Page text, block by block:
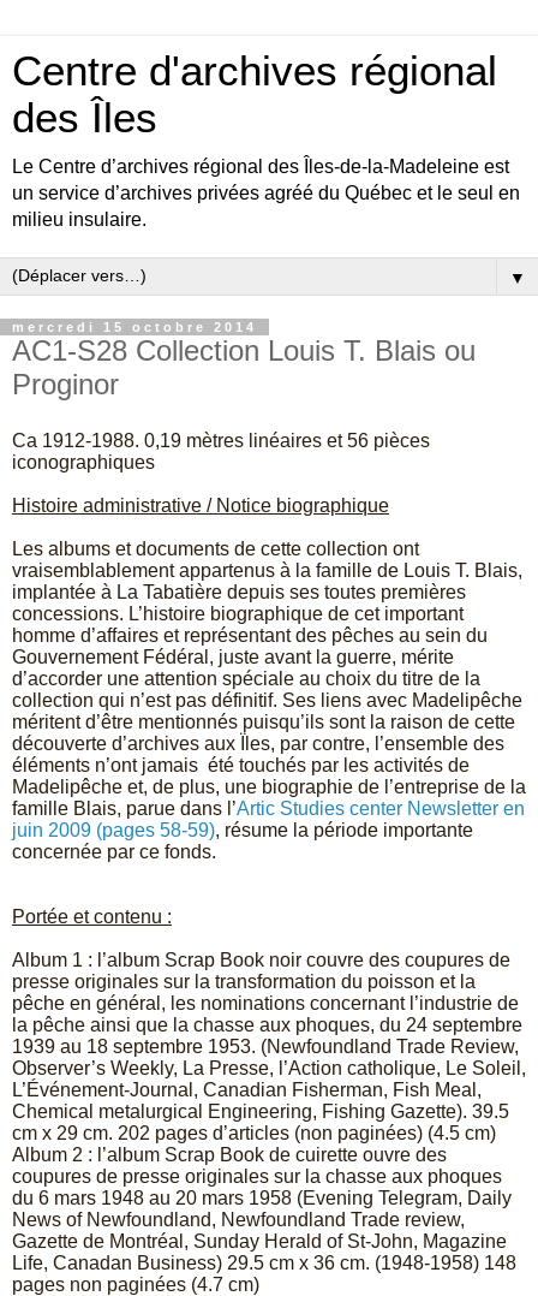
Centre d'archives régional
des Îles
Le Centre d’archives régional des Îles-de-la-Madeleine est
un service d’archives privées agréé du Québec et le seul en
milieu insulaire.
▼
mercredi 15 octobre 2014
AC1-S28 Collection Louis T. Blais ou
Proginor
Ca 1912-1988. 0,19 mètres linéaires et 56 pièces
iconographiques
Histoire administrative / Notice biographique
Les albums et documents de cette collection ont
vraisemblablement appartenus à la famille de Louis T. Blais,
implantée à La Tabatière depuis ses toutes premières
concessions. L’histoire biographique de cet important
homme d’affaires et représentant des pêches au sein du
Gouvernement Fédéral, juste avant la guerre, mérite
d’accorder une attention spéciale au choix du titre de la
collection qui n’est pas définitif. Ses liens avec Madelipêche
méritent d’être mentionnés puisqu’ils sont la raison de cette
découverte d’archives aux Ïles, par contre, l’ensemble des
éléments n’ont jamais été touchés par les activités de
Madelipêche et, de plus, une biographie de l’entreprise de la
famille Blais, parue dans l’Artic Studies center Newsletter en
juin 2009 (pages 58-59), résume la période importante
concernée par ce fonds.
Portée et contenu :
Album 1 : l’album Scrap Book noir couvre des coupures de
presse originales sur la transformation du poisson et la
pêche en général, les nominations concernant l’industrie de
la pêche ainsi que la chasse aux phoques, du 24 septembre
1939 au 18 septembre 1953. (Newfoundland Trade Review,
Observer’s Weekly, La Presse, l’Action catholique, Le Soleil,
L’Événement-Journal, Canadian Fisherman, Fish Meal,
Chemical metalurgical Engineering, Fishing Gazette). 39.5
cm x 29 cm. 202 pages d’articles (non paginées) (4.5 cm)
Album 2 : l’album Scrap Book de cuirette ouvre des
coupures de presse originales sur la chasse aux phoques
du 6 mars 1948 au 20 mars 1958 (Evening Telegram, Daily
News of Newfoundland, Newfoundland Trade review,
Gazette de Montréal, Sunday Herald of St-John, Magazine
Life, Canadan Business) 29.5 cm x 36 cm. (1948-1958) 148
pages non paginées (4.7 cm)